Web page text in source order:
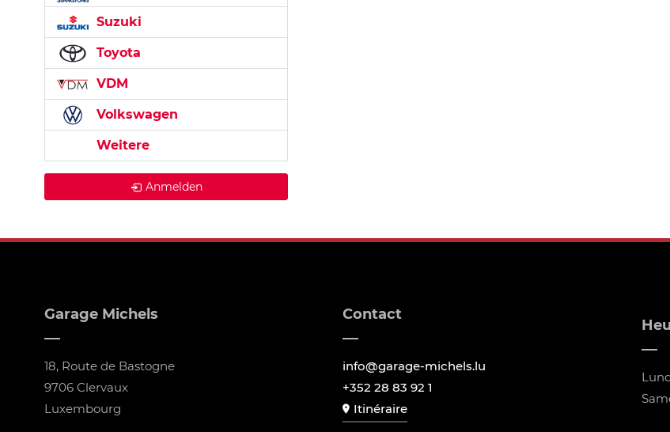
Suzuki
Toyota
VDM
Volkswagen
Weitere
Anmelden
Garage Michels
18, Route de Bastogne
9706 Clervaux
Luxembourg
Contact
info@garage-michels.lu
+352 28 83 92 1
Itinéraire